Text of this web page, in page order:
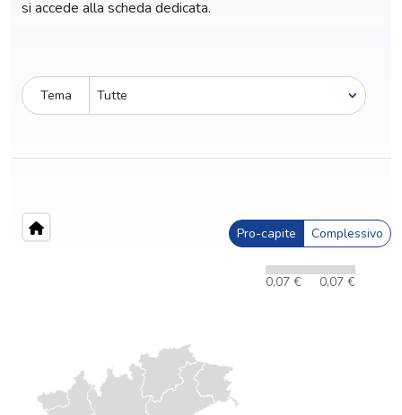
si accede alla scheda dedicata.
Tema
Pro-capite Complessivo
0,07 € 0,07 €